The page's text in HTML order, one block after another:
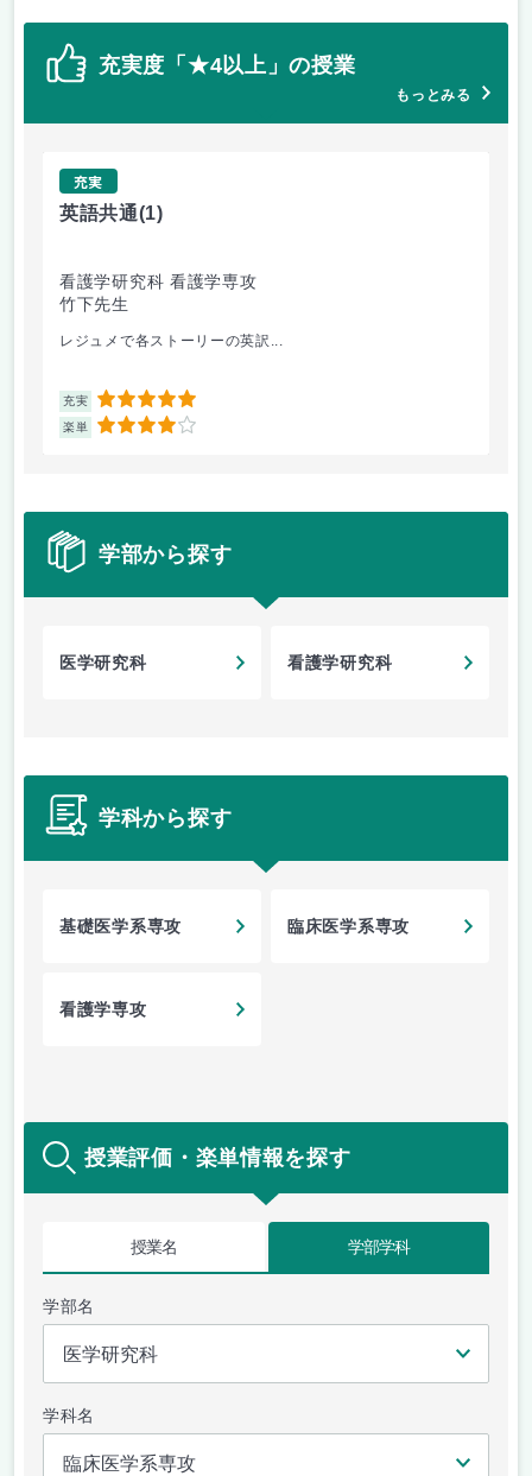
充実度「★4以上」の授業
もっとみる
充実
英語共通(1)
看護学研究科 看護学専攻
竹下先生
レジュメで各ストーリーの英訳...
充実 5
楽単 4
学部から探す
医学研究科 看護学研究科
学科から探す
基礎医学系専攻 臨床医学系専攻
看護学専攻
授業評価・楽単情報を探す
授業名 学部学科
学部名
学科名